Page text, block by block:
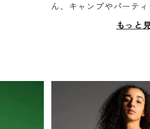
ん、キャンプやパーティ
もっと